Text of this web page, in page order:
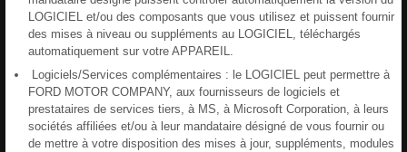
LOGICIEL et/ou des composants que vous utilisez et puissent fournir
des mises à niveau ou suppléments au LOGICIEL, téléchargés
automatiquement sur votre APPAREIL.
Logiciels/Services complémentaires : le LOGICIEL peut permettre à
FORD MOTOR COMPANY, aux fournisseurs de logiciels et
prestataires de services tiers, à MS, à Microsoft Corporation, à leurs
sociétés affiliées et/ou à leur mandataire désigné de vous fournir ou
de mettre à votre disposition des mises à jour, suppléments, modules